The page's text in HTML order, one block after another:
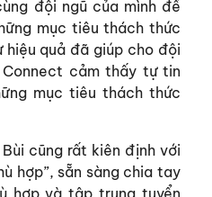
đội ngũ của mình để
mục tiêu thách thức
hiệu quả đã giúp cho đội
Connect cảm thấy tự tin
mục tiêu thách thức
cũng rất kiên định với
hợp”, sẵn sàng chia tay